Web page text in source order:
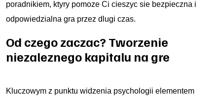
poradnikiem, ktуry pomoze Ci cieszyc sie bezpieczna i
odpowiedzialna gra przez dlugi czas.
Od czego zaczac? Tworzenie
niezaleznego kapitalu na gre
Kluczowym z punktu widzenia psychologii elementem